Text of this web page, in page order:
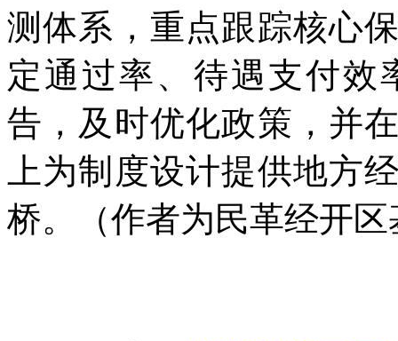
测体系，重点跟踪核心
定通过率、待遇支付效
告，及时优化政策，并
上为制度设计提供地方
桥。（作者为民革经开